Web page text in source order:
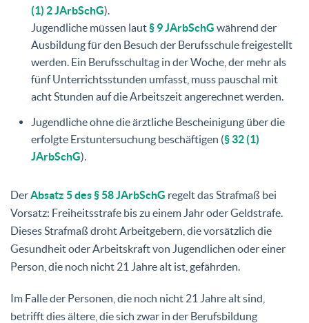
(1) 2 JArbSchG).
Jugendliche müssen laut§ 9 JArbSchG während der
Ausbildung für den Besuch der Berufsschule freigestellt
werden. Ein Berufsschultag in der Woche, der mehr als
fünf Unterrichtsstunden umfasst, muss pauschal mit
acht Stunden auf die Arbeitszeit angerechnet werden.
Jugendliche ohne die ärztliche Bescheinigung über die
erfolgte Erstuntersuchung beschäftigen (§ 32 (1)
JArbSchG).
DerAbsatz 5 des § 58 JArbSchG regelt das Strafmaß bei
Vorsatz: Freiheitsstrafe bis zu einem Jahr oder Geldstrafe.
Dieses Strafmaß droht Arbeitgebern, die vorsätzlich die
Gesundheit oder Arbeitskraft von Jugendlichen oder einer
Person, die noch nicht 21 Jahre alt ist, gefährden.
Im Falle der Personen, die noch nicht 21 Jahre alt sind,
betrifft dies ältere, die sich zwar in der Berufsbildung